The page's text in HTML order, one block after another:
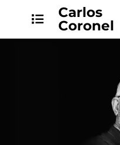
Carlos
Coronel